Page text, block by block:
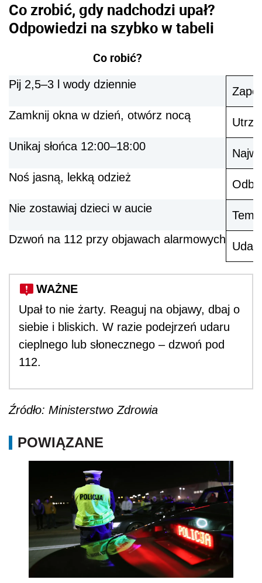
Co zrobić, gdy nadchodzi upał?
Odpowiedzi na szybko w tabeli
Co robić?
Pij 2,5–3 l wody dziennie
Zamknij okna w dzień, otwórz nocą
Unikaj słońca 12:00–18:00
Noś jasną, lekką odzież
Nie zostawiaj dzieci w aucie
Dzwoń na 112 przy objawach alarmowych
Udar
WAŻNE
Upał to nie żarty. Reaguj na objawy, dbaj o
siebie i bliskich. W razie podejrzeń udaru
cieplnego lub słonecznego – dzwoń pod
112.
Źródło: Ministerstwo Zdrowia
POWIĄZANE